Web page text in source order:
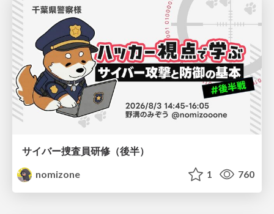
サイバー捜査員研修（後半）
nomizone
1 760